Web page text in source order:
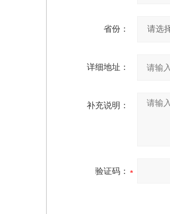
省份：
详细地址：
补充说明：
验证码：